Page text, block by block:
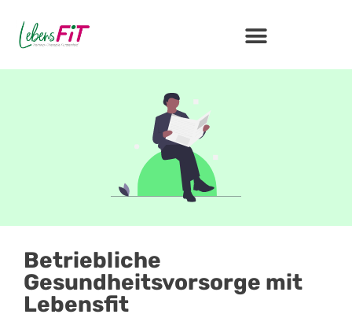
Betriebliche
Gesundheitsvorsorge mit
Lebensfit